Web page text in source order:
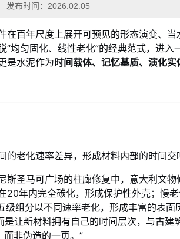
发布时间： 2026.02.05
在百年尺度上展开可预见的形态演变、当
均匀固化、线性老化”的经典范式，进入
是水泥作为时间载体、记忆基质、演化实
老化速率差异，形成材料内部的时间交
斯圣马可广场的柱廊修复中，意大利文物
20年内完全碳化，形成保护性外壳；慢老
组分以不同速率老化，形成丰富的表面
是让新材料拥有自己的时间层次，与古建
非伪造的一页。”